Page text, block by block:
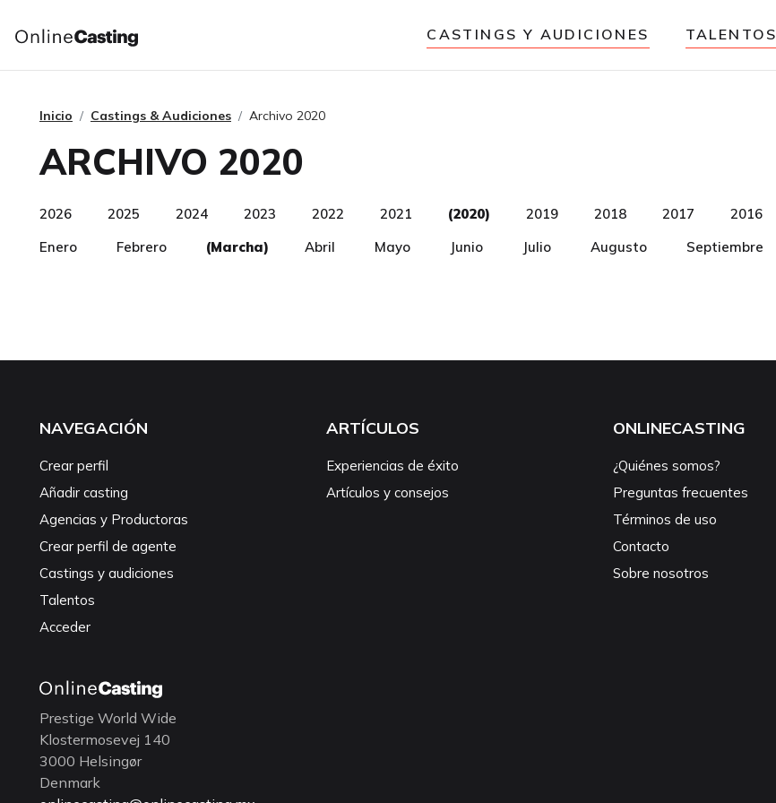
CASTINGS Y AUDICIONES TALENTOS
Inicio Castings & Audiciones Archivo 2020
ARCHIVO 2020
2026 2025 2024 2023 2022 2021 (2020) 2019 2018 2017 2016
Enero
Febrero (Marcha) Abril Mayo Junio Julio Augusto Septiembre
NAVEGACIÓN
Crear perfil
Añadir casting
Agencias y Productoras
Crear perfil de agente
Castings y audiciones
Talentos
Acceder
ARTÍCULOS
Experiencias de éxito
Artículos y consejos
ONLINECASTING
¿Quiénes somos?
Preguntas frecuentes
Términos de uso
Contacto
Sobre nosotros
Prestige World Wide
Klostermosevej 140
3000 Helsingør
Denmark